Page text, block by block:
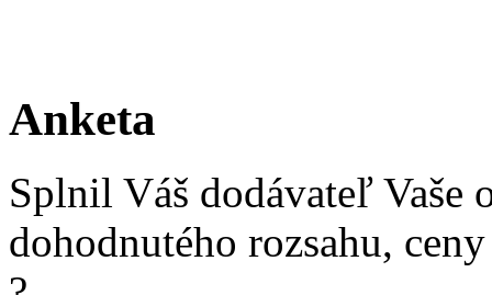
Anketa
Splnil Váš dodávateľ Vaše
dohodnutého rozsahu,